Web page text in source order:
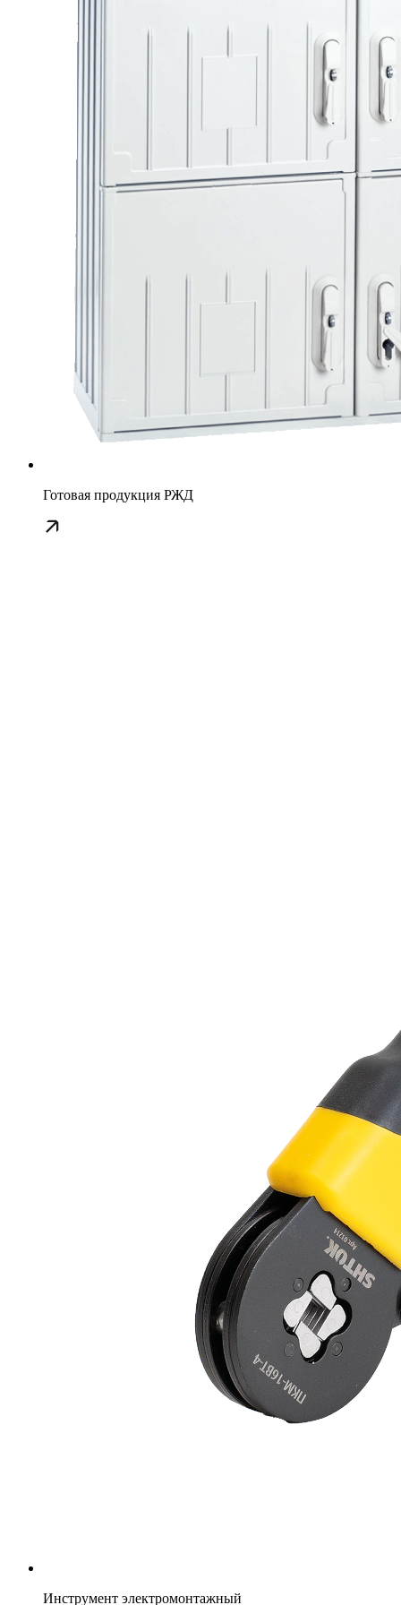
Готовая продукция РЖД
Инструмент электромонтажный